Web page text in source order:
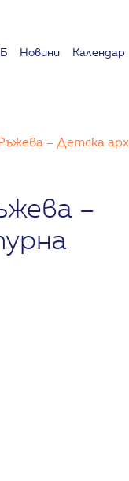
Новини Календар
– Детска
–